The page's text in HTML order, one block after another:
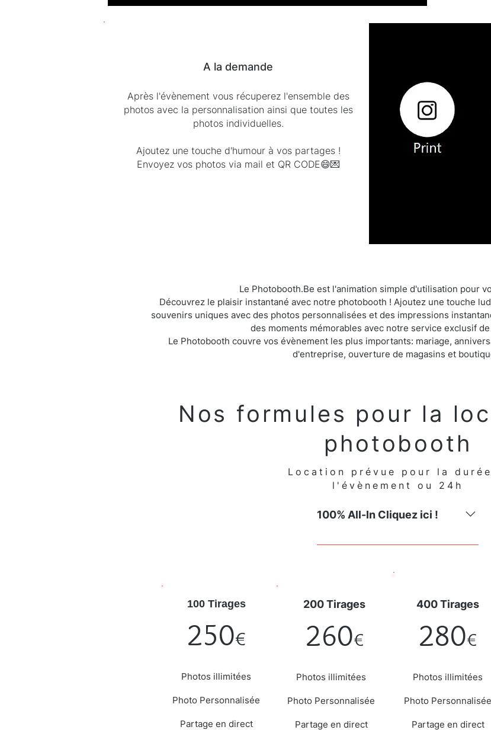
A la demande
Après l'évènement vous récuperez l'ensemble des
photos avec la personnalisation ainsi que toutes les
photos individuelles.
Ajoutez une touche d'humour à vos partages !
Envoyez vos photos via mail et QR CODE😄💌
Le Photobooth.Be est l'animation simple d'utilisation pour
Découvrez le plaisir instantané avec notre photobooth ! Ajoutez une touche
souvenirs uniques avec des photos personnalisées et des impressions
des moments mémorables avec notre service exclusif
Le Photobooth couvre vos évènement les plus importants: mariage,
d'entreprise, ouverture de magasins et
Nos formules pour la
photobooth
Location prévue pour la
l'évènement ou 24h
100% All-In Cliquez ici !
"Expérience Photobooth en Toute
moments spéciaux des souvenirs
Photobooth tout inclus. Profitez de
nous nous occupons de chaque
détail pour que votre expérience
vous offrons : Installation Facile 🛠️
l'installation du Photobooth, créant
100 Tirages
250€
Photos illimitées
Photo Personnalisée
Partage en direct
200 Tirages
260€
Photos illimitées
Photo Personnalisée
Partage en direct
400 Tirages
280€
Photos illimitées
Photo Personnalisée
Partage en direct